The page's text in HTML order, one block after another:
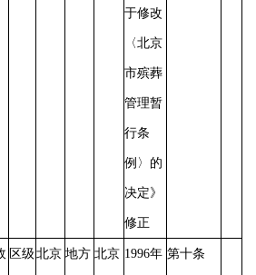
于修改
〈北京
市殡葬
管理暂
行条
例〉的
决定》
修正
区级 北京 地方 北京 1996年 第十条